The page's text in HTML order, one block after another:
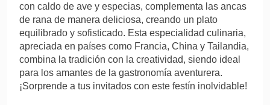
con caldo de ave y especias, complementa las ancas
de rana de manera deliciosa, creando un plato
equilibrado y sofisticado. Esta especialidad culinaria,
apreciada en países como Francia, China y Tailandia,
combina la tradición con la creatividad, siendo ideal
para los amantes de la gastronomía aventurera.
¡Sorprende a tus invitados con este festín inolvidable!